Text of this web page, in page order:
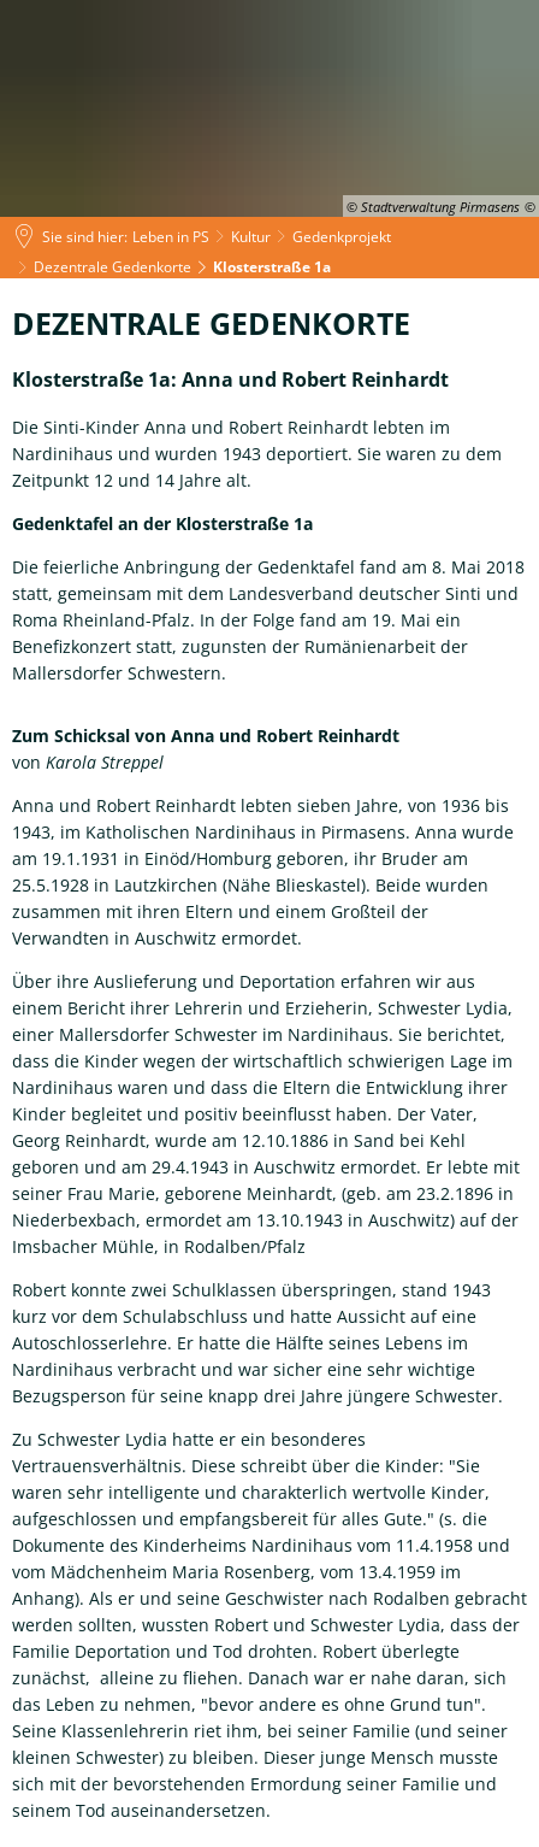
© Stadtverwaltung Pirmasens
Sie sind hier: Leben in PS Kultur
Gedenkprojekt
Dezentrale Gedenkorte
Klosterstraße 1a
Klosterstraße
1a
DEZENTRALE GEDENKORTE
Klosterstraße 1a: Anna und Robert Reinhardt
Die Sinti-Kinder Anna und Robert Reinhardt lebten im
Nardinihaus und wurden 1943 deportiert. Sie waren zu dem
Zeitpunkt 12 und 14 Jahre alt.
Gedenktafel an der Klosterstraße 1a
Die feierliche Anbringung der Gedenktafel fand am 8. Mai 2018
statt, gemeinsam mit dem Landesverband deutscher Sinti und
Roma Rheinland-Pfalz. In der Folge fand am 19. Mai ein
Benefizkonzert statt, zugunsten der Rumänienarbeit der
Mallersdorfer Schwestern.
Zum Schicksal von Anna und Robert Reinhardt
von Karola Streppel
Anna und Robert Reinhardt lebten sieben Jahre, von 1936 bis
1943, im Katholischen Nardinihaus in Pirmasens. Anna wurde
am 19.1.1931 in Einöd/Homburg geboren, ihr Bruder am
25.5.1928 in Lautzkirchen (Nähe Blieskastel). Beide wurden
zusammen mit ihren Eltern und einem Großteil der
Verwandten in Auschwitz ermordet.
Über ihre Auslieferung und Deportation erfahren wir aus
einem Bericht ihrer Lehrerin und Erzieherin, Schwester Lydia,
einer Mallersdorfer Schwester im Nardinihaus. Sie berichtet,
dass die Kinder wegen der wirtschaftlich schwierigen Lage im
Nardinihaus waren und dass die Eltern die Entwicklung ihrer
Kinder begleitet und positiv beeinflusst haben. Der Vater,
Georg Reinhardt, wurde am 12.10.1886 in Sand bei Kehl
geboren und am 29.4.1943 in Auschwitz ermordet. Er lebte mit
seiner Frau Marie, geborene Meinhardt, (geb. am 23.2.1896 in
Niederbexbach, ermordet am 13.10.1943 in Auschwitz) auf der
Imsbacher Mühle, in Rodalben/Pfalz
Robert konnte zwei Schulklassen überspringen, stand 1943
kurz vor dem Schulabschluss und hatte Aussicht auf eine
Autoschlosserlehre. Er hatte die Hälfte seines Lebens im
Nardinihaus verbracht und war sicher eine sehr wichtige
Bezugsperson für seine knapp drei Jahre jüngere Schwester.
Zu Schwester Lydia hatte er ein besonderes
Vertrauensverhältnis. Diese schreibt über die Kinder: "Sie
waren sehr intelligente und charakterlich wertvolle Kinder,
aufgeschlossen und empfangsbereit für alles Gute." (s. die
Dokumente des Kinderheims Nardinihaus vom 11.4.1958 und
vom Mädchenheim Maria Rosenberg, vom 13.4.1959 im
Anhang). Als er und seine Geschwister nach Rodalben gebracht
werden sollten, wussten Robert und Schwester Lydia, dass der
Familie Deportation und Tod drohten. Robert überlegte
zunächst, alleine zu fliehen. Danach war er nahe daran, sich
das Leben zu nehmen, "bevor andere es ohne Grund tun".
Seine Klassenlehrerin riet ihm, bei seiner Familie (und seiner
kleinen Schwester) zu bleiben. Dieser junge Mensch musste
sich mit der bevorstehenden Ermordung seiner Familie und
seinem Tod auseinandersetzen.